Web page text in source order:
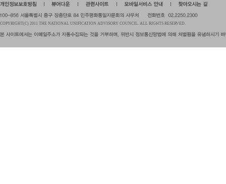
COPYRIGHT(C) 2011 THE NATIONAL UNIFICATION ADVISORY COUNCIL. ALL RIGHTS RESERVED.